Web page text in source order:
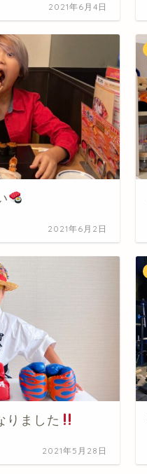
2021年6月4日
2021年6月2日
りました
2021年5月28日